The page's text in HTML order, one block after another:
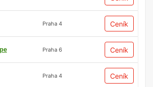
Praha 4 Ceník
Praha 6 Ceník
Praha 4 Ceník